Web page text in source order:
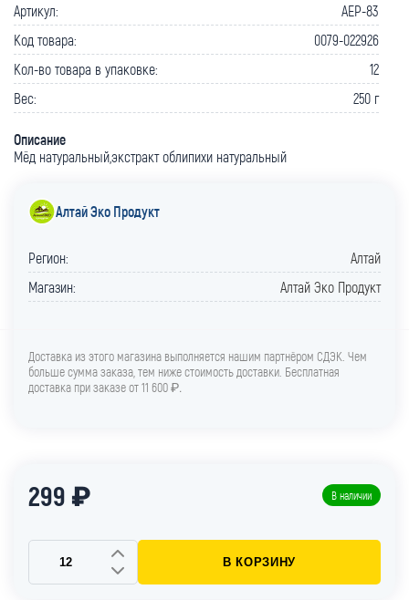
Артикул:
AEP-83
Код товара:
0079-022926
Кол-во товара в упаковке:
12
Вес:
250 г
Описание
Мёд натуральный,экстракт облипихи натуральный
Алтай Эко Продукт
Регион:
Алтай
Магазин:
Алтай Эко Продукт
Доставка из этого магазина выполняется нашим партнёром СДЭК. Чем
больше сумма заказа, тем ниже стоимость доставки. Бесплатная
доставка при заказе от 11 600 ₽.
299 ₽ В наличии
В КОРЗИНУ